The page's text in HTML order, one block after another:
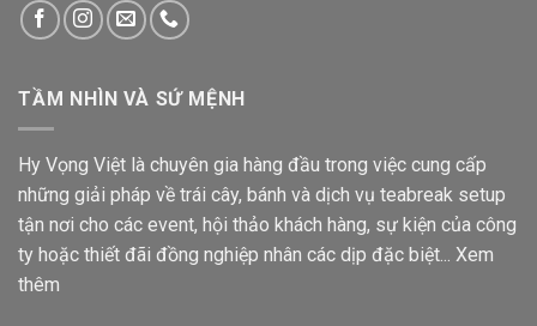
TẦM NHÌN VÀ SỨ MỆNH
Hy Vọng Việt là chuyên gia hàng đầu trong việc cung cấp
những giải pháp về trái cây, bánh và dịch vụ teabreak setup
tận nơi cho các event, hội thảo khách hàng, sự kiện của công
ty hoặc thiết đãi đồng nghiệp nhân các dịp đặc biệt... Xem
thêm